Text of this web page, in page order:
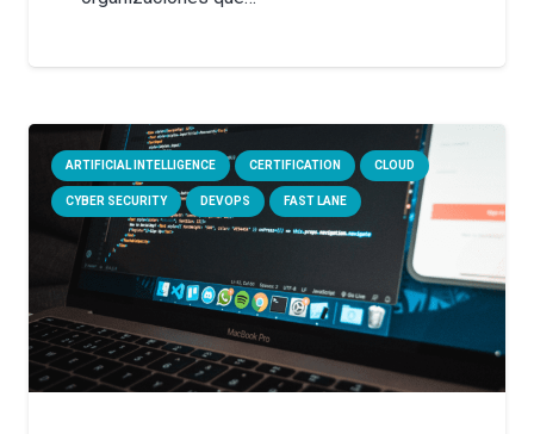
ARTIFICIAL INTELLIGENCE CERTIFICATION CLOUD
CYBER SECURITY DEVOPS FAST LANE